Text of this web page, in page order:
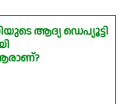
ആദ്യ ഡെപ്യൂട്ടി